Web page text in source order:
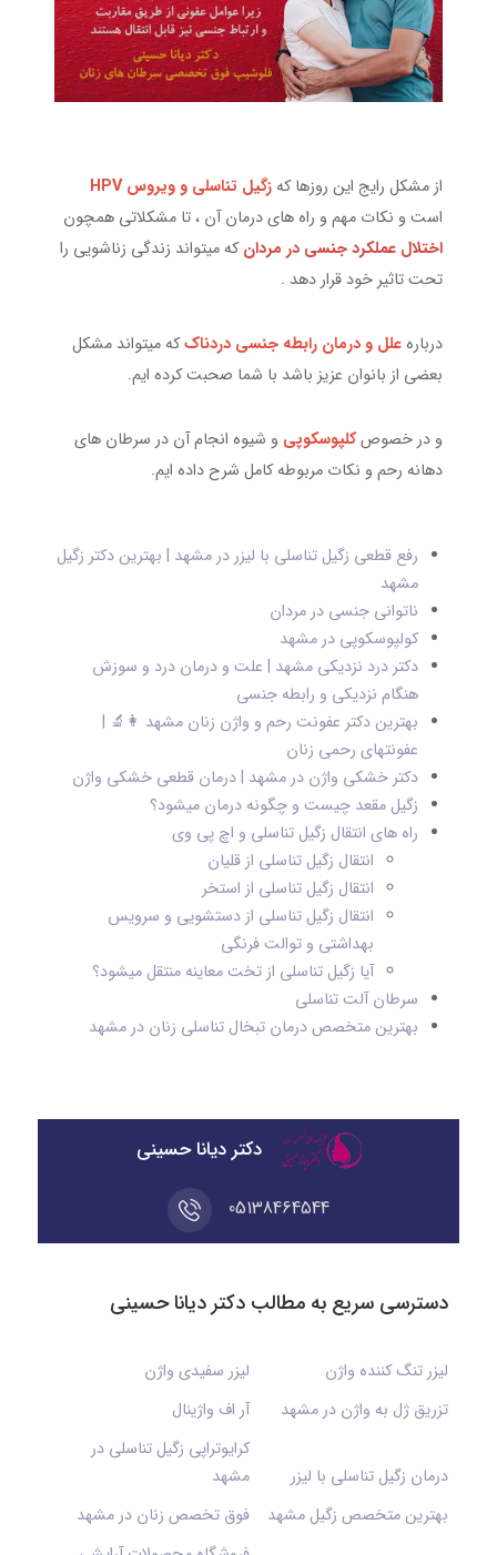
از مشکل رایج این روزها که زگیل تناسلی و ویروس HPV
است و نکات مهم و راه های درمان آن ، تا مشکلاتی همچون
اختلال عملکرد جنسی در مردانکه میتواند زندگی زناشویی را
تحت تاثیر خود قرار دهد .
دربارهعلل و درمان رابطه جنسی دردناککه میتواند مشکل
بعضی از بانوان عزیز باشد با شما صحبت کرده ایم.
و در خصوصکلپوسکوپی و شیوه انجام آن در سرطان های
دهانه رحم و نکات مربوطه کامل شرح داده ایم.
رفع قطعی زگیل تناسلی با لیزر در مشهد | بهترین دکتر زگیل
مشهد
ناتوانی جنسی در مردان
کولپوسکوپی در مشهد
دکتر درد نزدیکی مشهد | علت و درمان درد و سوزش
هنگام نزدیکی و رابطه جنسی
بهترین دکتر عفونت رحم و واژن زنان مشهد 👩‍🔬 |
عفونتهای رحمی زنان
دکتر خشکی واژن در مشهد | درمان قطعی خشکی واژن
زگیل مقعد چیست و چگونه درمان میشود؟
راه های انتقال زگیل تناسلی و اچ پی وی
انتقال زگیل تناسلی از قلیان
انتقال زگیل تناسلی از استخر
انتقال زگیل تناسلی از دستشویی و سرویس
بهداشتی و توالت فرنگی
آیا زگیل تناسلی از تخت معاینه منتقل میشود؟
سرطان آلت تناسلی
بهترین متخصص درمان تبخال تناسلی زنان در مشهد
دکتر دیانا حسینی
05138464544
دسترسی سریع به مطالب دکتر دیانا حسینی
لیزر تنگ کننده واژن
لیزر سفیدی واژن
تزریق ژل به واژن در مشهد
آر اف واژینال
درمان زگیل تناسلی با لیزر
کرایوتراپی زگیل تناسلی در
مشهد
بهترین متخصص زگیل مشهد
فوق تخصص زنان در مشهد